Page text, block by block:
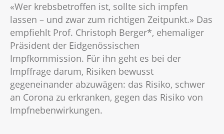
«Wer krebsbetroffen ist, sollte sich impfen
lassen – und zwar zum richtigen Zeitpunkt.» Das
empfiehlt Prof. Christoph Berger*, ehemaliger
Präsident der Eidgenössischen
Impfkommission. Für ihn geht es bei der
Impffrage darum, Risiken bewusst
gegeneinander abzuwägen: das Risiko, schwer
an Corona zu erkranken, gegen das Risiko von
Impfnebenwirkungen.